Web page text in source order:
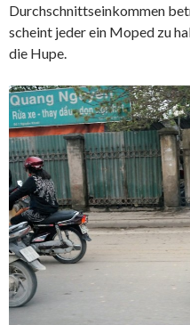
Durchschnittseinkommen
scheint jeder ein Moped zu
die Hupe.